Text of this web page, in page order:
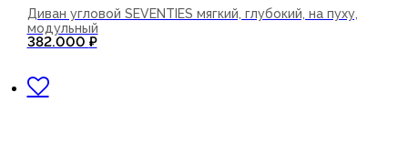
Диван угловой SEVENTIES мягкий, глубокий, на пуху,
модульный
382.000 ₽